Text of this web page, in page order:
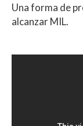
Una forma de
alcanzar MIL.